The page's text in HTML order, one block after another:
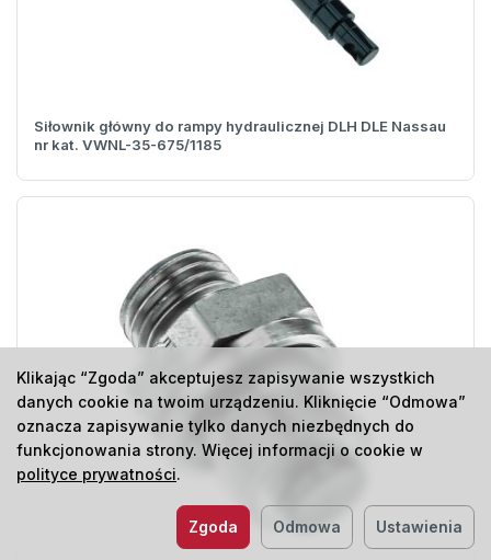
Siłownik główny do rampy hydraulicznej DLH DLE Nassau
nr kat. VWNL-35-675/1185
Klikając “Zgoda” akceptujesz zapisywanie wszystkich
danych cookie na twoim urządzeniu. Kliknięcie “Odmowa”
oznacza zapisywanie tylko danych niezbędnych do
funkcjonowania strony. Więcej informacji o cookie w
polityce prywatności.
Ustawienia
Odmowa
Zgoda